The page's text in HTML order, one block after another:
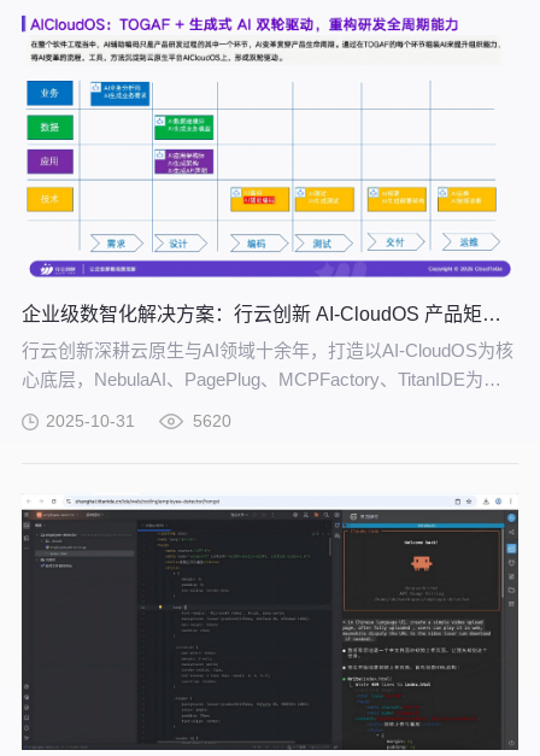
企业级数智化解决方案：行云创新 AI-CloudOS 产品矩阵引领转型价值落地
行云创新深耕云原生与AI领域十余年，打造以AI-CloudOS为核
心底层，NebulaAI、PagePlug、MCPFactory、TitanIDE为协
力调度 - 数据就绪 - 模型研发 - AI应用 - 治理运营” 全链路，助
支撑引擎。
2025-10-31 5620